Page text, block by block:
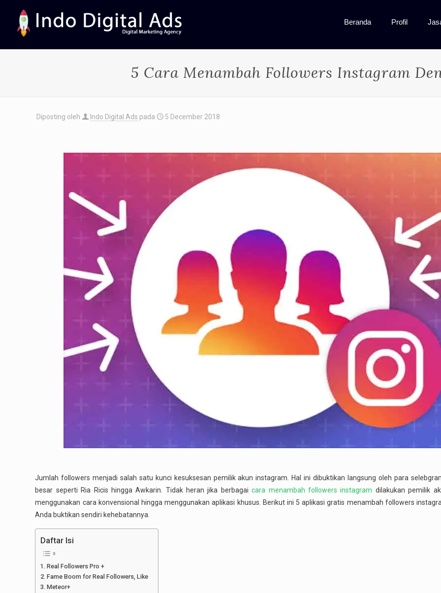
Beranda Profil
5 Cara Menambah Followers Instagram
Diposting oleh Indo Digital Ads pada 5 December 2018
Jumlah followers menjadi salah satu kunci kesuksesan pemilik akun instagram. Hal ini dibuktikan langsung oleh para
besar seperti Ria Ricis hingga Awkarin. Tidak heran jika berbagaicara menambah followers instagram dilakukan pemilik
menggunakan cara konvensional hingga menggunakan aplikasi khusus. Berikut ini 5 aplikasi gratis menambah followers
Anda buktikan sendiri kehebatannya.
Daftar Isi
Real Followers Pro +
Fame Boom for Real Followers, Like
Meteor+